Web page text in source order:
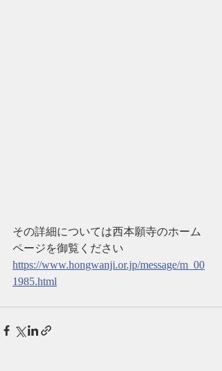
その詳細については西本願寺のホーム
ページを御覧ください
https://www.hongwanji.or.jp/message/m_00
1985.html